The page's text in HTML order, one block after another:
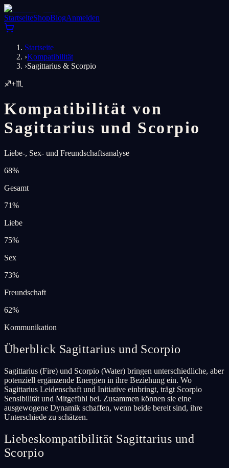
StartseiteShopBlogAnmelden
Startseite
›Kompatibilität
›Sagittarius & Scorpio
♐+♏
Kompatibilität von
Sagittarius und Scorpio
Liebe-, Sex- und Freundschaftsanalyse
68%
Gesamt
71%
Liebe
75%
Sex
73%
Freundschaft
62%
Kommunikation
Überblick Sagittarius und Scorpio
Sagittarius (Fire) und Scorpio (Water) bringen unterschiedliche, aber
potenziell ergänzende Energien in ihre Beziehung ein. Wo
Sagittarius Leidenschaft und Initiative einbringt, trägt Scorpio
Sensibilität und Mitgefühl bei. Zusammen können sie eine
ausgewogene Dynamik schaffen, wenn beide bereit sind, ihre
Unterschiede zu schätzen.
Liebeskompatibilität Sagittarius und
Scorpio